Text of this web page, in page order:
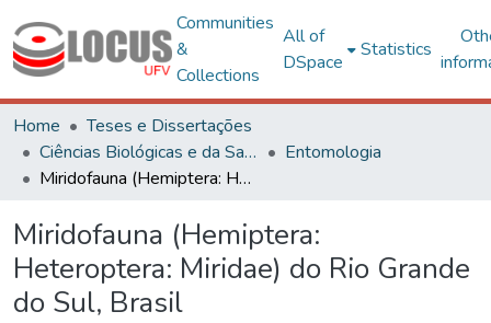
Communities
&
Collections
All of
DSpace
Statistics
Home
Teses e Dissertações
Ciências Biológicas e da Saúde
Entomologia
Miridofauna (Hemiptera: Heteroptera: Miridae) do Rio Grande do Sul, Brasil
Miridofauna (Hemiptera:
Heteroptera: Miridae) do Rio Grande
do Sul, Brasil